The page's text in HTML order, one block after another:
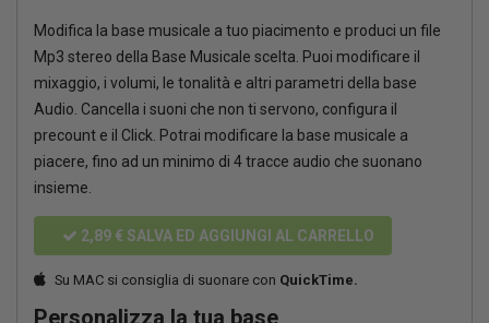
Modifica la base musicale a tuo piacimento e produci un file
Mp3 stereo della Base Musicale scelta. Puoi modificare il
mixaggio, i volumi, le tonalità e altri parametri della base
Audio. Cancella i suoni che non ti servono, configura il
precount e il Click. Potrai modificare la base musicale a
piacere, fino ad un minimo di 4 tracce audio che suonano
insieme.
2,89 € SALVA ED AGGIUNGI AL CARRELLO
Su MAC si consiglia di suonare con QuickTime.
Personalizza la tua base